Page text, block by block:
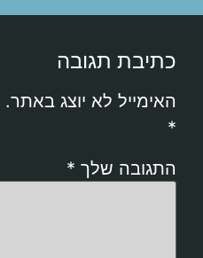
כתיבת תגובה
האימייל לא יוצג באתר.
*
התגובה שלך *